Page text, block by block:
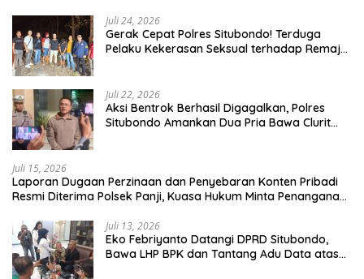
Juli 24, 2026
Gerak Cepat Polres Situbondo! Terduga
Pelaku Kekerasan Seksual terhadap Remaja
Juli 22, 2026
Aksi Bentrok Berhasil Digagalkan, Polres
Situbondo Amankan Dua Pria Bawa Clurit
Juli 15, 2026
Laporan Dugaan Perzinaan dan Penyebaran Konten Pribadi
Resmi Diterima Polsek Panji, Kuasa Hukum Minta Penanganan
Juli 13, 2026
Eko Febriyanto Datangi DPRD Situbondo,
Bawa LHP BPK dan Tantang Adu Data atas